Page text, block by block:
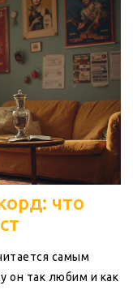
что
самым
он так любим и как